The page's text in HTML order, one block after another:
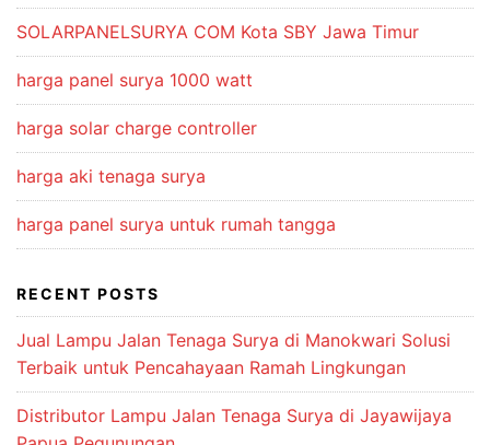
SOLARPANELSURYA COM Kota SBY Jawa Timur
harga panel surya 1000 watt
harga solar charge controller
harga aki tenaga surya
harga panel surya untuk rumah tangga
RECENT POSTS
Jual Lampu Jalan Tenaga Surya di Manokwari Solusi
Terbaik untuk Pencahayaan Ramah Lingkungan
Distributor Lampu Jalan Tenaga Surya di Jayawijaya